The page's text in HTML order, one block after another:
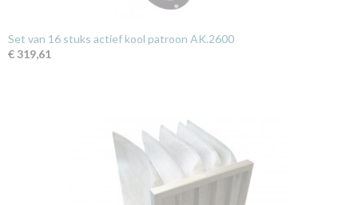
Set van 16 stuks actief kool patroon AK.2600
€ 319,61